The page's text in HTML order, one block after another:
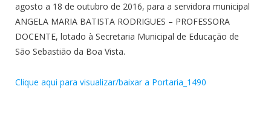
agosto a 18 de outubro de 2016, para a servidora municipal
ANGELA MARIA BATISTA RODRIGUES – PROFESSORA
DOCENTE, lotado à Secretaria Municipal de Educação de
São Sebastião da Boa Vista.
Clique aqui para visualizar/baixar a Portaria_1490